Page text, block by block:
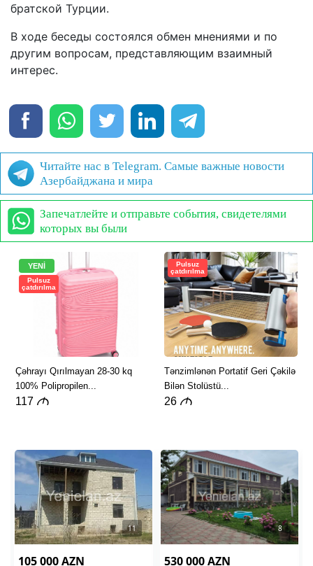
братской Турции.
В ходе беседы состоялся обмен мнениями и по
другим вопросам, представляющим взаимный
интерес.
Читайте нас в Telegram. Самые важные новости
Азербайджана и мира
Запечатлейте и отправьте события, свидетелями
которых вы были